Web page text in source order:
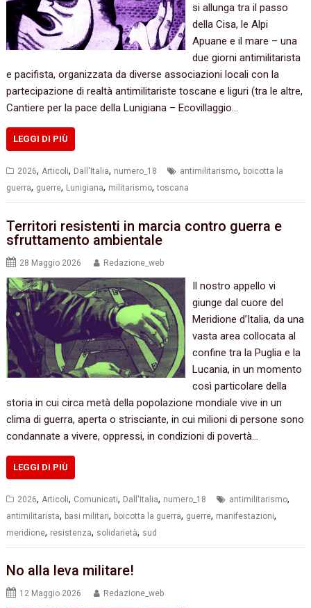
si allunga tra il passo
della Cisa, le Alpi
Apuane e il mare – una
due giorni antimilitarista
e pacifista, organizzata da diverse associazioni locali con la
partecipazione di realtà antimilitariste toscane e liguri (tra le altre,
Cantiere per la pace della Lunigiana – Ecovillaggio…
LEGGI DI PIÙ
2026,Articoli, Dall'Italia, numero_18 antimilitarismo, boicotta la
guerra, guerre, Lunigiana, militarismo,toscana
Territori resistenti in marcia contro guerra e
sfruttamento ambientale
28 Maggio 2026 Redazione_web
Il nostro appello vi
giunge dal cuore del
Meridione d’Italia, da una
vasta area collocata al
confine tra la Puglia e la
Lucania, in un momento
così particolare della
storia in cui circa metà della popolazione mondiale vive in un
clima di guerra, aperta o strisciante, in cui milioni di persone sono
condannate a vivere, oppressi, in condizioni di povertà…
LEGGI DI PIÙ
2026, Articoli, Comunicati, Dall'Italia, numero_18 antimilitarismo,
antimilitarista, basi militari, boicotta la guerra, guerre, manifestazioni,
meridione, resistenza, solidarietà, sud
No alla leva militare!
12 Maggio 2026 Redazione_web